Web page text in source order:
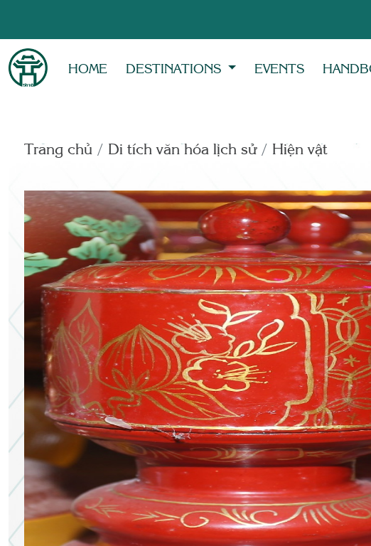
HOME DESTINATIONS EVENTS
Trang chủ Di tích văn hóa lịch sử Hiện vật